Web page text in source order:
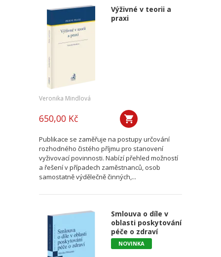
Výživné v teorii a
praxi
Veronika Mindlová
650,00 Kč
Publikace se zaměřuje na postupy určování
rozhodného čistého příjmu pro stanovení
vyživovací povinnosti. Nabízí přehled možností
a řešení v případech zaměstnanců, osob
samostatně výdělečně činných,...
Smlouva o díle v
oblasti poskytování
péče o zdraví
NOVINKA